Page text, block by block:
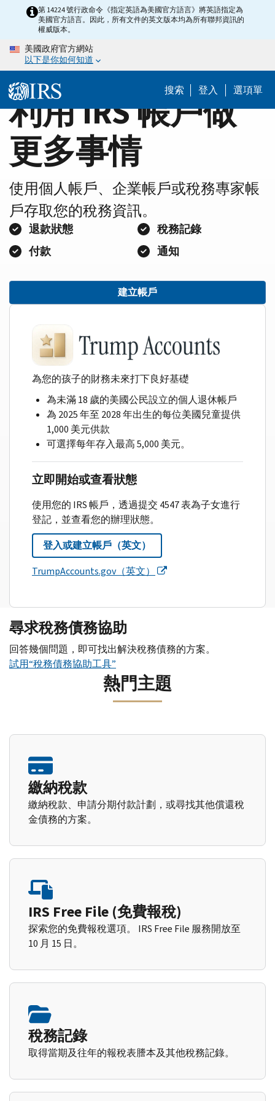
content
Home第 14224 號行政命令《指定英語為美國官方語言》將英語指定為
美國官方語言。因此，所有文件的英文版本均為所有聯邦資訊的
權威版本。
美國政府官方網站
以下是你如何知道
搜索 登入 選項單
利用 IRS 帳戶做
更多事情
使用個人帳戶、企業帳戶或稅務專家帳
戶存取您的稅務資訊。
退款狀態
稅務記錄
付款
通知
建立帳戶
為您的孩子的財務未來打下良好基礎
為未滿 18 歲的美國公民設立的個人退休帳戶
為 2025 年至 2028 年出生的每位美國兒童提供
1,000 美元供款
可選擇每年存入最高 5,000 美元。
立即開始或查看狀態
使用您的 IRS 帳戶，透過提交 4547 表為子女進行
登記，並查看您的辦理狀態。
登入或建立帳戶（英文）
TrumpAccounts.gov（英文）
尋求稅務債務協助
回答幾個問題，即可找出解決稅務債務的方案。
試用“稅務債務協助工具”
熱門主題
繳納稅款
繳納稅款、申請分期付款計劃，或尋找其他償還稅
金債務的方案。
IRS Free File (免費報稅)
探索您的免費報稅選項。 IRS Free File 服務開放至
10 月 15 日。
稅務記錄
取得當期及往年的報稅表謄本及其他稅務記錄。